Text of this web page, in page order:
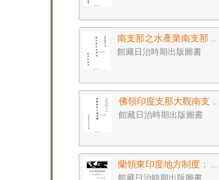
南支那之水產業南支那 ...
館藏日治時期出版圖書
佛領印度支那大觀南支 ...
館藏日治時期出版圖書
蘭領東印度地方制度： ...
館藏日治時期出版圖書